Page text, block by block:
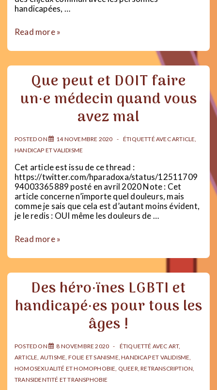
handicapées, …
La
est-
handicap
Read more »
Que peut et DOIT faire
un·e médecin quand vous
avez mal
POSTED ON 14 NOVEMBRE 2020 ÉTIQUETTÉ AVECARTICLE,
HANDICAP ET VALIDISME
Cet article est issu de ce thread :
https://twitter.com/hparadoxa/status/12511709
94003365889 posté en avril 2020 Note : Cet
article concerne n’importe quel douleurs, mais
comme je sais que cela est d’autant moins évident,
je le redis : OUI même les douleurs de …
Que
et
quand
Read more »
Des héro·ïnes LGBTI et
handicapé·es pour tous les
âges !
POSTED ON 8 NOVEMBRE 2020 ÉTIQUETTÉ AVEC ART,
ARTICLE, AUTISME, FOLIE ET SANISME,HANDICAP ET VALIDISME,
HOMOSEXUALITÉ ET HOMOPHOBIE, QUEER,RETRANSCRIPTION,
TRANSIDENTITÉ ET TRANSPHOBIE